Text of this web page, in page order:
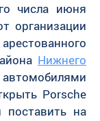
числа июня
организации
Нижнего
Porsche
поставить на